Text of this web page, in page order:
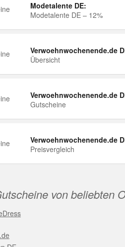
Modetalente DE:
Modetalente DE – 12%
Verwoehnwochenende.de
Übersicht
Verwoehnwochenende.de
Gutscheine
Verwoehnwochenende.de
Preisvergleich
von beliebten